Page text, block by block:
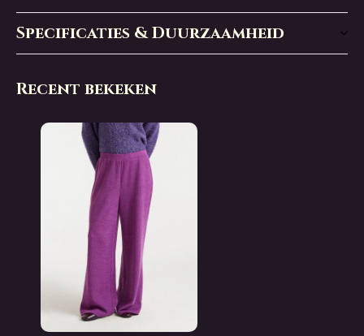
Specificaties & Duurzaamheid
Recent bekeken